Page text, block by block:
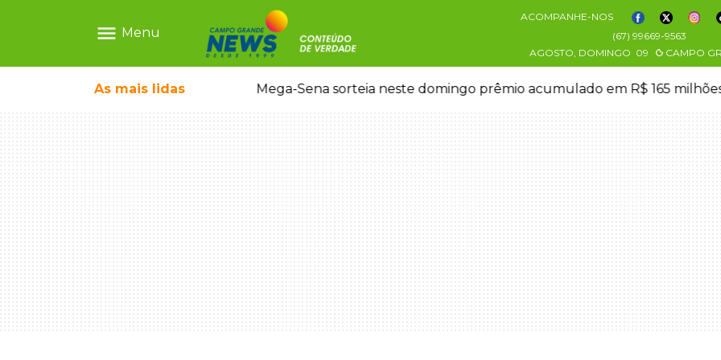
menu Menu
ACOMPANHE-NOS
(67) 99669-9563
AGOSTO, DOMINGO 09 CAMPO
As mais lidas Mega-Sena sorteia neste domingo prêmio acumulado em R$ 165